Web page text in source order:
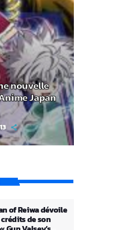
nouvelle
Japan
13
of Reiwa dévoile
de son